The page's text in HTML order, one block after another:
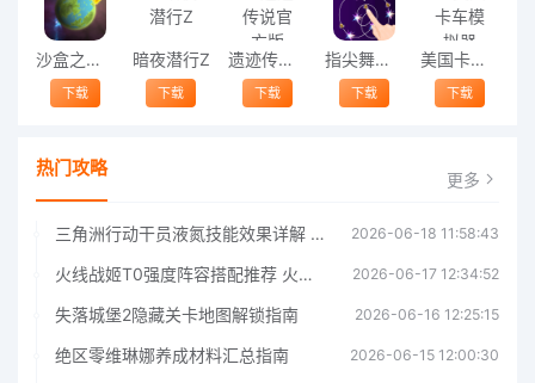
沙盒之建造者手游
下载
暗夜潜行Z
下载
遗迹传说官方版
下载
指尖舞动游戏
下载
美国卡车模拟器EVO
下载
热门攻略 更多
三角洲行动干员液氮技能效果详解 三角洲行动干员液氮技能介绍 2026-06-18 11:58:43
火线战姬T0强度阵容搭配推荐 火线战姬T0强度阵容哪个好 2026-06-17 12:34:52
失落城堡2隐藏关卡地图解锁指南 2026-06-16 12:25:15
绝区零维琳娜养成材料汇总指南 2026-06-15 12:00:30